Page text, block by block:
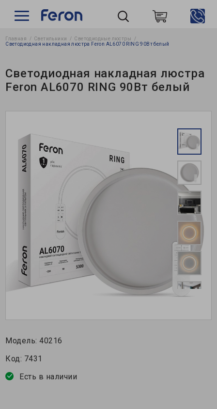
Главная Светильники
Светодиодные люстры
Светодиодная накладная люстра Feron AL6070 RING 90Вт белый
Светодиодная накладная люстра
Feron AL6070 RING 90Вт белый
Модель:40216
Код: 7431
Есть в наличии